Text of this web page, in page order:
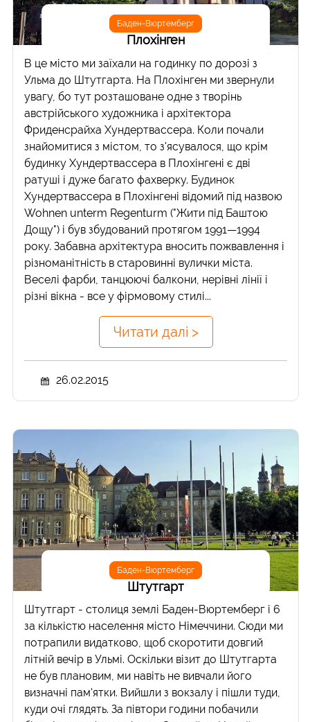
Баден-Вюртемберг
Плохінген
В це місто ми заїхали на годинку по дорозі з
Ульма до Штутгарта. На Плохінген ми звернули
увагу, бо тут розташоване одне з творінь
австрійського художника і архітектора
Фриденсрайха Хундертвассера. Коли почали
знайомитися з містом, то з'ясувалося, що крім
будинку Хундертвассера в Плохінгені є дві
ратуші і дуже багато фахверку. Будинок
Хундертвассера в Плохінгені відомий під назвою
Wohnen unterm Regenturm ("Жити під Баштою
Дощу") і був збудований протягом 1991—1994
року. Забавна архітектура вносить пожвавлення і
різноманітність в старовинні вулички міста.
Веселі фарби, танцюючі балкони, нерівні лінії і
різні вікна - все у фірмовому стилі...
Читати далі >
26.02.2015
Баден-Вюртемберг
Штутгарт
Штутгарт - столиця землі Баден-Вюртемберг і 6
за кількістю населення місто Німеччини. Сюди ми
потрапили видатково, щоб скоротити довгий
літній вечір в Ульмі. Оскільки візит до Штутгарта
не був плановим, ми навіть не вивчали його
визначні пам'ятки. Вийшли з вокзалу і пішли туди,
куди очі глядять. За півтори години побачили